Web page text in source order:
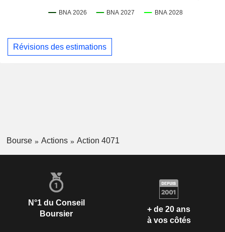
Révisions des estimations
Bourse Actions Action 4071
N°1 du Conseil
Boursier
+ de 20 ans
à vos côtés